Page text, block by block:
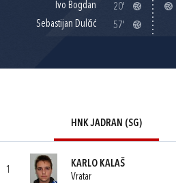
Ivo Bogdan
20'
Sebastijan Dulčić
57'
HNK JADRAN (SG)
1
KARLO KALAŠ
Vratar